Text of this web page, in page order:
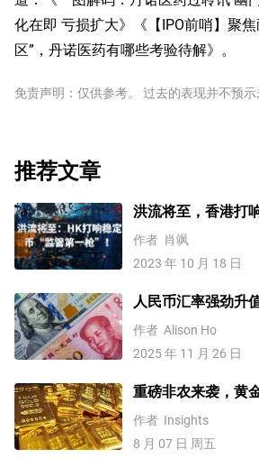
化在即 亏损扩大》《【IPO前哨】聚焦
区”，丹诺医药有哪些考验待解》。
免责声明：仅供参考。 过去的表现并不预示
推荐文章
洪流将至，香港打
“
作者 肖飒
2023 年 10 月 18 日
人民币汇率强劲升
速，2026年人民币
作者 Alison Ho
2025 年 11 月 26 日
重磅非农来袭，黄
素预示金价升势有望
作者 Insights
8 月 07 日 周五